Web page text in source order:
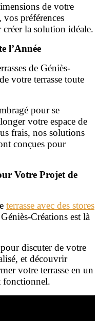
de votre
préférences
la solution idéale.
l’Année
de Géniès-
votre terrasse toute
pour se
votre espace de
frais, nos solutions
conçues pour
Votre Projet de
terrasse avec des stores
Créations est là
discuter de votre
et découvrir
votre terrasse en un
fonctionnel.